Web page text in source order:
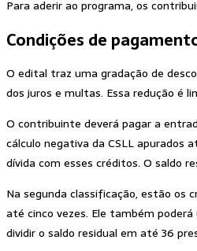
Para aderir ao programa, os
Condições de
O edital traz uma gradação de
dos juros e multas. Essa redução é
O contribuinte deverá pagar a
cálculo negativa da CSLL apurados
dívida com esses créditos. O saldo
Na segunda classificação, estão os
até cinco vezes. Ele também
dividir o saldo residual em até 36